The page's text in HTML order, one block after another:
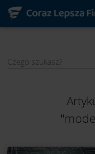
Czego szukasz?